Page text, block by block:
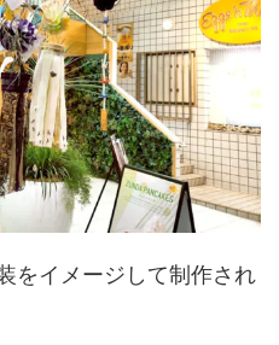
をイメージして制作され